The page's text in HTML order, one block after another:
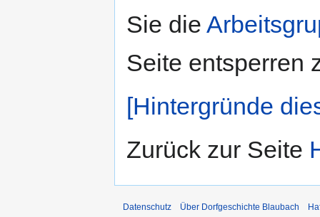
Sie die
Seite entsperren
[Hintergründe
Zurück zur Seite
Datenschutz Über Dorfgeschichte Blaubach